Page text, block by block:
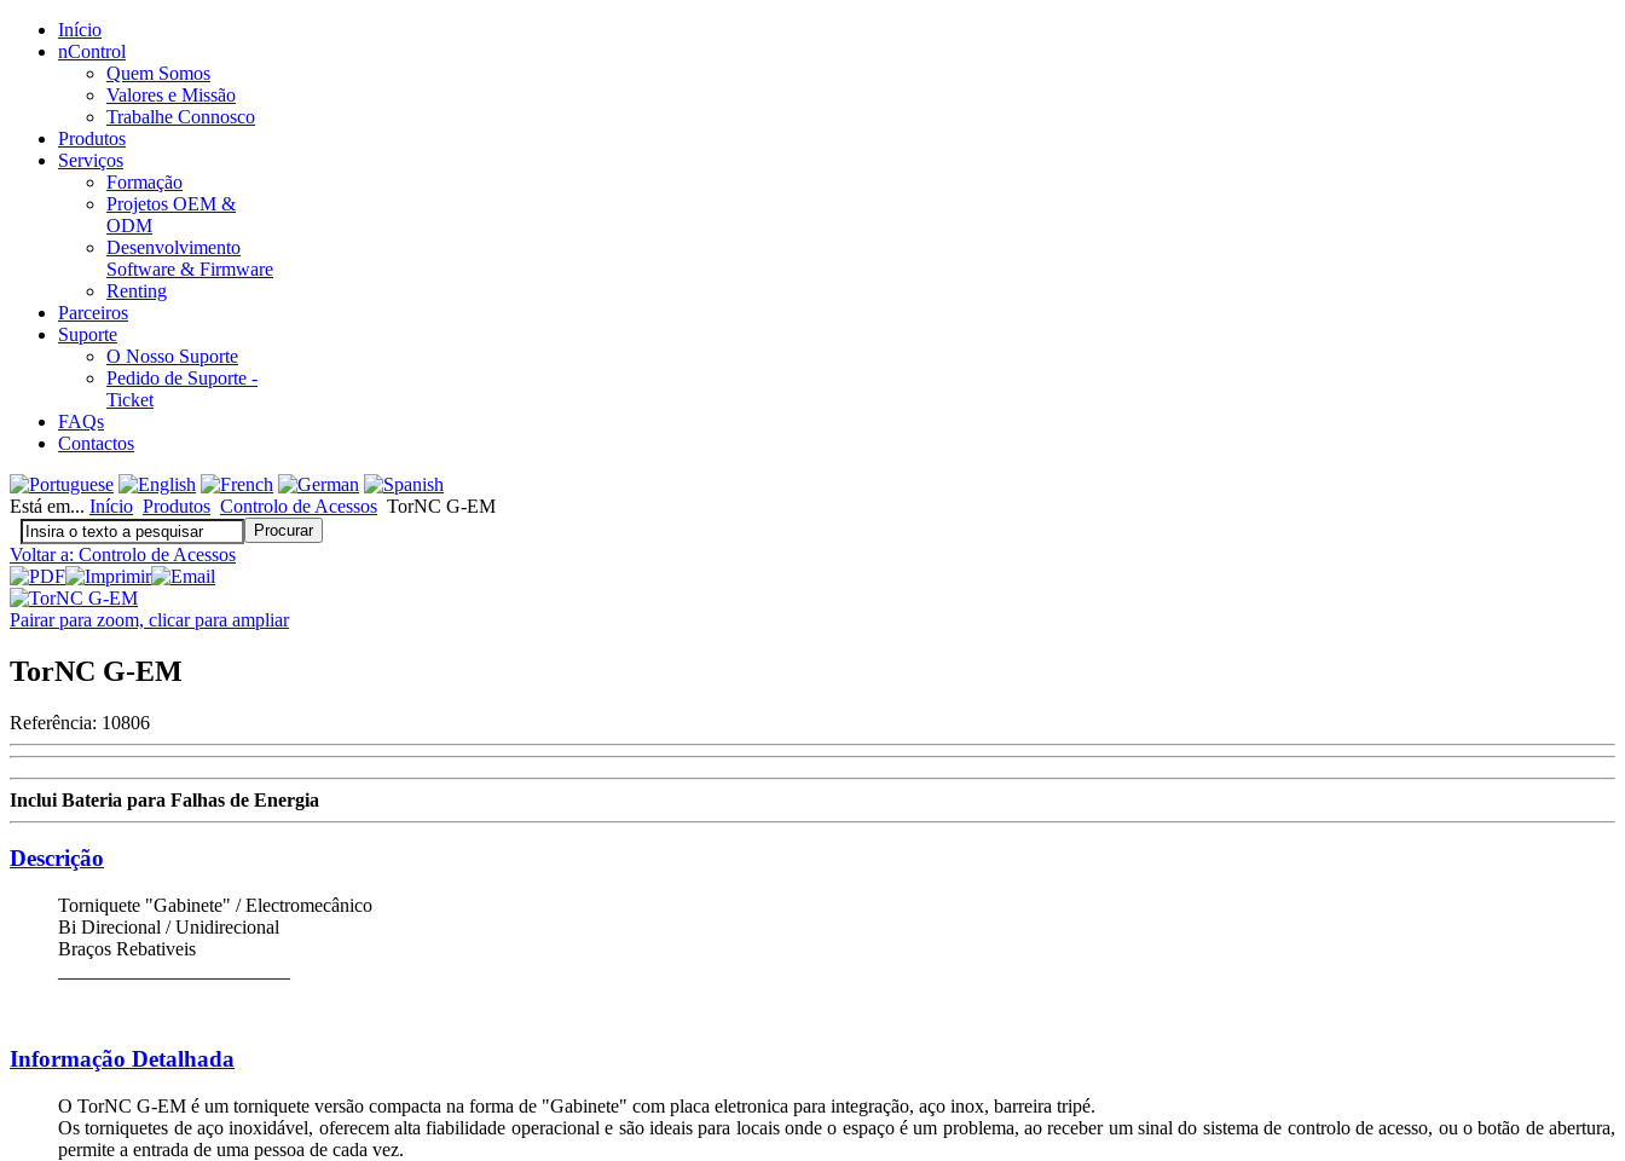
Início
nControl
Quem Somos
Valores e Missão
Trabalhe Connosco
Produtos
Serviços
Formação
Projetos OEM &
ODM
Desenvolvimento
Software & Firmware
Renting
Parceiros
Suporte
O Nosso Suporte
Pedido de Suporte -
Ticket
FAQs
Contactos
Está em... Início Produtos Controlo de Acessos TorNC G-EM
Voltar a: Controlo de Acessos
Pairar para zoom, clicar para ampliar
TorNC G-EM
Referência: 10806
Inclui Bateria para Falhas de Energia
Descrição
Torniquete "Gabinete" / Electromecânico
Bi Direcional / Unidirecional
Braços Rebativeis
Informação Detalhada
O TorNC G-EM é um torniquete versão compacta na forma de "Gabinete" com placa eletronica para integração, aço inox, barreira tripé.
Os torniquetes de aço inoxidável, oferecem alta fiabilidade operacional e são ideais para locais onde o espaço é um problema, ao receber um sinal do sistema de controlo de acesso, ou o botão de abertura,
permite a entrada de uma pessoa de cada vez.